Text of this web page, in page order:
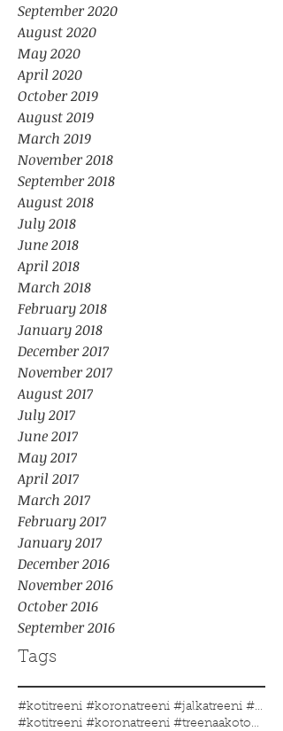
September 2020
August 2020
May 2020
April 2020
October 2019
August 2019
March 2019
November 2018
September 2018
August 2018
July 2018
June 2018
April 2018
March 2018
February 2018
January 2018
December 2017
November 2017
August 2017
July 2017
June 2017
May 2017
April 2017
March 2017
February 2017
January 2017
December 2016
November 2016
October 2016
September 2016
Tags
#kotitreeni #koronatreeni #jalkatreeni #treenakoto
#kotitreeni #koronatreeni #treenaakotona #treenaau